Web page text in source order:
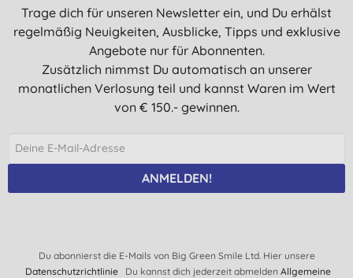
Trage dich für unseren Newsletter ein, und Du erhälst
regelmäßig Neuigkeiten, Ausblicke, Tipps und exklusive
Angebote nur für Abonnenten.
Zusätzlich nimmst Du automatisch an unserer
monatlichen Verlosung teil und kannst Waren im Wert
von € 150.- gewinnen.
ANMELDEN!
Du abonnierst die E-Mails von Big Green Smile Ltd. Hier unsere
DatenschutzrichtlinieDu kannst dich jederzeit abmelden Allgemeine